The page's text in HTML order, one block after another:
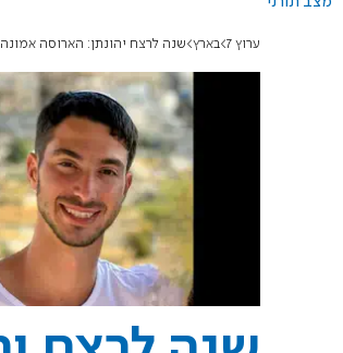
ערוץ 7 בארץ שנה לרצח יהונתן: הארוסה